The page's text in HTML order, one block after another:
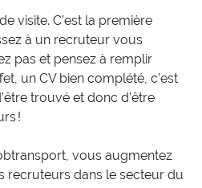
visite. C’est la première
à un recruteur vous
pas et pensez à remplir
un CV bien complété, c’est
trouvé et donc d’être
!
vous augmentez
recruteurs dans le secteur du